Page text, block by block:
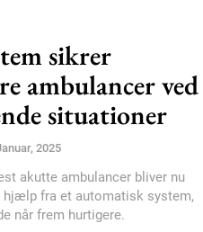
Plans
sikrer
ambulancer ved
situationer
2025
akutte ambulancer bliver nu
hjælp fra et automatisk system,
når frem hurtigere.